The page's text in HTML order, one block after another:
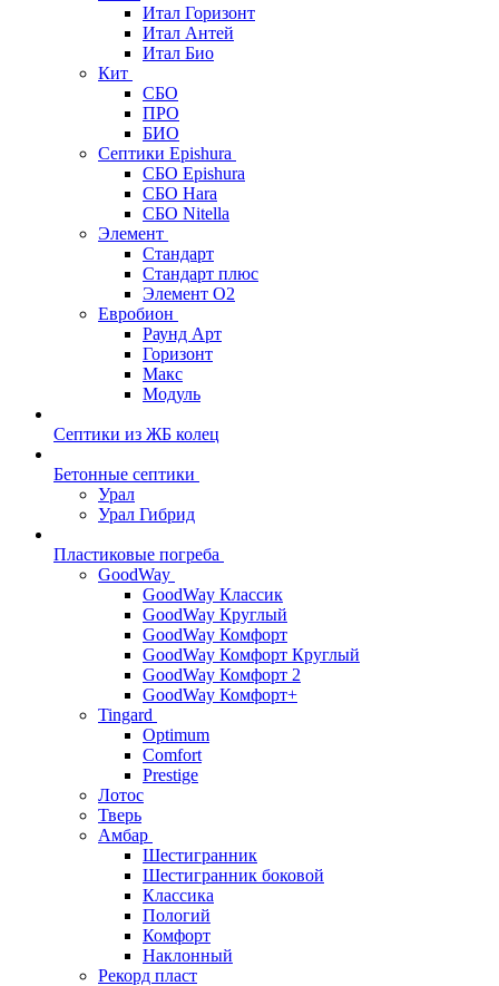
Итал Горизонт
Итал Антей
Итал Био
Кит
СБО
ПРО
БИО
Септики Epishura
СБО Epishura
СБО Hara
СБО Nitella
Элемент
Стандарт
Стандарт плюс
Элемент О2
Евробион
Раунд Арт
Горизонт
Макс
Модуль
Септики из ЖБ колец
Бетонные септики
Урал
Урал Гибрид
Пластиковые погреба
GoodWay
GoodWay Классик
GoodWay Круглый
GoodWay Комфорт
GoodWay Комфорт Круглый
GoodWay Комфорт 2
GoodWay Комфорт+
Tingard
Optimum
Comfort
Prestige
Лотос
Тверь
Амбар
Шестигранник
Шестигранник боковой
Классика
Пологий
Комфорт
Наклонный
Рекорд пласт